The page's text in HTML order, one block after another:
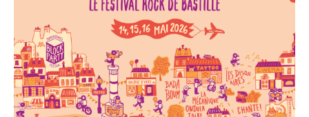
Supersonic’s
Block
Party
2026